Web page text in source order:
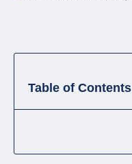
Table of Contents